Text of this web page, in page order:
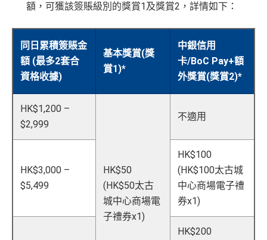
額，可獲該簽賬級別的獎賞1及獎賞2，詳情如下：
同日累積簽賬金
額 (最多2套合
資格收據)
基本獎賞(獎
賞1)*
中銀信用
卡/BoC Pay+額
外獎賞(獎賞2)*
HK$1,200 –
$2,999
HK$50
(HK$50太古
城中心商場電
子禮券x1)
不適用
HK$3,000 –
$5,499
HK$100
(HK$100太古城
中心商場電子禮
券x1)
HK$200